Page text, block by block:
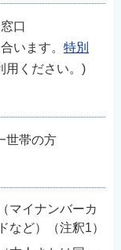
口
います。 特別
用ください。)
世帯の方
マイナンバーカ
など）（注釈1）